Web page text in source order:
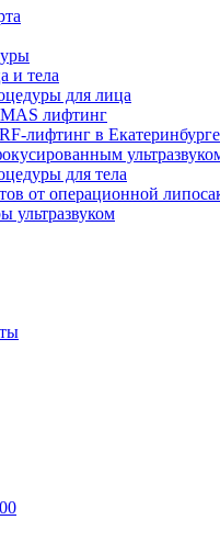
и тела
для лица
лифтинг
лифтинг в Екатеринбурге
для тела
от операционной
ультразвуком